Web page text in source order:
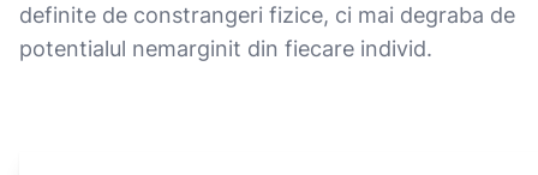
definite de constrangeri fizice, ci mai degraba de
potentialul nemarginit din fiecare individ.